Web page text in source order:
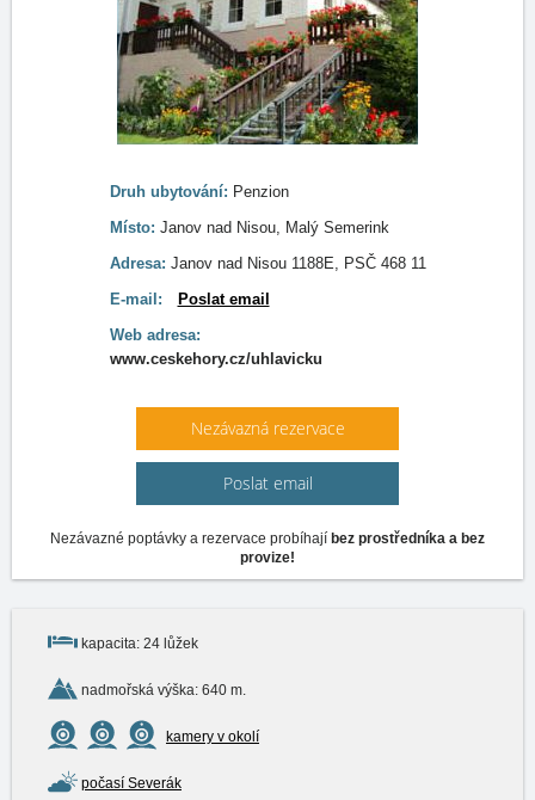
Druh ubytování: Penzion
Místo: Janov nad Nisou, Malý Semerink
Adresa: Janov nad Nisou 1188E, PSČ 468 11
E-mail:
Poslat email
Web adresa:
www.ceskehory.cz/uhlavicku
Nezávazná rezervace
Poslat email
Nezávazné poptávky a rezervace probíhají bez prostředníka a bez
provize!
kapacita: 24 lůžek
nadmořská výška: 640 m.
kamery v okolí
počasí Severák